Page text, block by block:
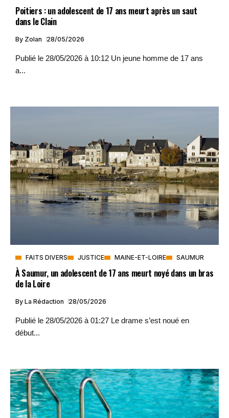
Poitiers : un adolescent de 17 ans meurt après un saut
dans le Clain
By Zolan 28/05/2026
Publié le 28/05/2026 à 10:12 Un jeune homme de 17 ans
a...
FAITS DIVERS JUSTICE MAINE-ET-LOIRE SAUMUR
À Saumur, un adolescent de 17 ans meurt noyé dans un bras
de la Loire
By La Rédaction 28/05/2026
Publié le 28/05/2026 à 01:27 Le drame s’est noué en
début...